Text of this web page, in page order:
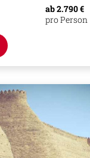
ab 2.790 €
pro Person